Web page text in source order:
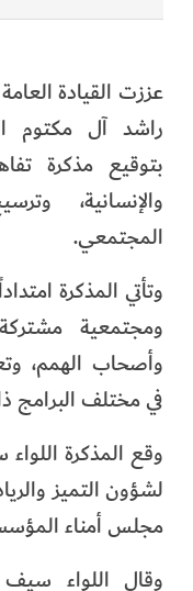
عززت القيادة
راشد آل مكتوم
بتوقيع مذكرة
والإنسانية،
المجتمعي.
وتأتي المذكرة
ومجتمعية
وأصحاب الهمم،
في مختلف البرامج
وقع المذكرة
لشؤون التميز
مجلس أمناء
وقال اللواء